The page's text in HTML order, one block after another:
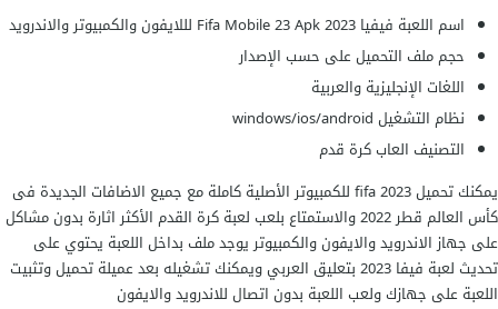
اسم اللعبة فيفيا 2023 Fifa Mobile 23 Apk لللايفون والكمبيوتر والاندرويد
حجم ملف التحميل على حسب الإصدار
اللغات الإنجليزية والعربية
نظام التشغيل windows/ios/android
التصنيف العاب كرة قدم
يمكنك تحميل 2023 fifa للكمبيوتر الأصلية كاملة مع جميع الاضافات الجديدة فى
كأس العالم قطر 2022 والاستمتاع بلعب لعبة كرة القدم الأكثر اثارة بدون مشاكل
على جهاز الاندرويد والايفون والكمبيوتر يوجد ملف بداخل اللعبة يحتوي على
تحديث لعبة فيفا 2023 بتعليق العربي ويمكنك تشغيله بعد عميلة تحميل وتثبيت
اللعبة على جهازك ولعب اللعبة بدون اتصال للاندرويد والايفون